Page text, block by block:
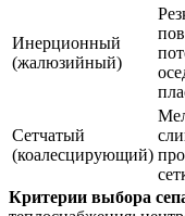
Инерционный
(жалюзийный)
Сетчатый
(коалесцирующий)
Критерии выбора